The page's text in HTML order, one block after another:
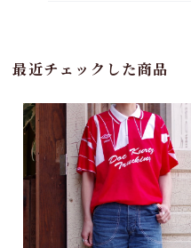
最近チェックした商品